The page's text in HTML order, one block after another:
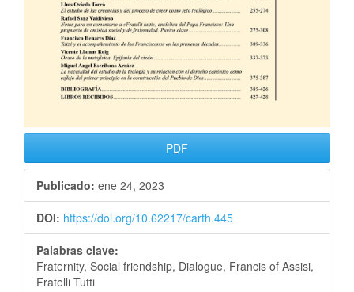
PDF
Publicado: ene 24, 2023
DOI: https://doi.org/10.62217/carth.445
Palabras clave:
Fraternity, Social friendship, Dialogue, Francis of Assisi,
Fratelli Tutti